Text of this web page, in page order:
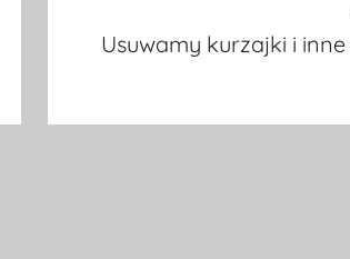
Usuwamy kurzajki i